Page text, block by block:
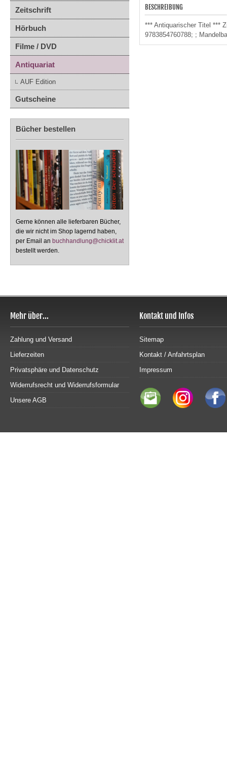
Zeitschrift
Hörbuch
Filme / DVD
Antiquariat
AUF Edition
Gutscheine
Bücher bestellen
Gerne können alle lieferbaren Bücher,
die wir nicht im Shop lagernd haben,
per Email an buchhandlung@chicklit.at
bestellt werden.
BESCHREIBUNG
*** Antiquarischer Titel ***
9783854760788; ;
Mehr über...
Zahlung und Versand
Lieferzeiten
Privatsphäre und Datenschutz
Widerrufsrecht und Widerrufsformular
Unsere AGB
Kontakt und Infos
Sitemap
Kontakt / Anfahrtsplan
Impressum